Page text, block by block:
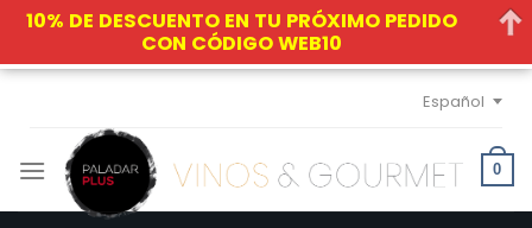
content
Español
0
10% DE DESCUENTO EN TU PRÓXIMO PEDIDO
CON CÓDIGO WEB10